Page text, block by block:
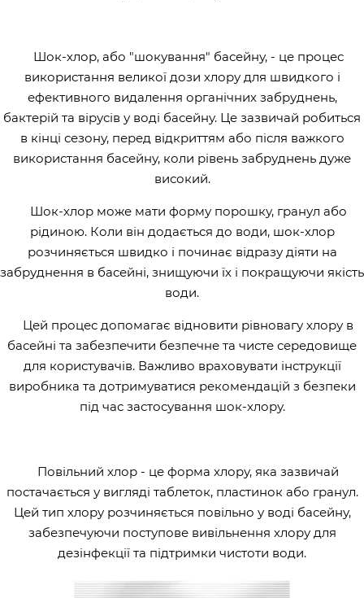
Шок-хлор, або "шокування" басейну, - це процес
використання великої дози хлору для швидкого і
ефективного видалення органічних забруднень,
бактерій та вірусів у воді басейну. Це зазвичай робиться
в кінці сезону, перед відкриттям або після важкого
використання басейну, коли рівень забруднень дуже
високий.
Шок-хлор може мати форму порошку, гранул або
рідиною. Коли він додається до води, шок-хлор
розчиняється швидко і починає відразу діяти на
забруднення в басейні, знищуючи їх і покращуючи якість
води.
Цей процес допомагає відновити рівновагу хлору в
басейні та забезпечити безпечне та чисте середовище
для користувачів. Важливо враховувати інструкції
виробника та дотримуватися рекомендацій з безпеки
під час застосування шок-хлору.
Повільний хлор - це форма хлору, яка зазвичай
постачається у вигляді таблеток, пластинок або гранул.
Цей тип хлору розчиняється повільно у воді басейну,
забезпечуючи поступове вивільнення хлору для
дезінфекції та підтримки чистоти води.